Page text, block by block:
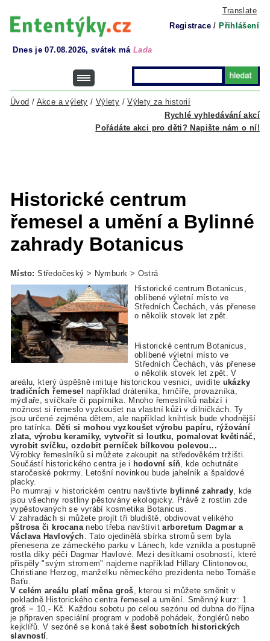
Translate
Registrace / Přihlášení
Dnes je 07.08.2026, svátek má Lada
Rychlé vyhledávání akcí
Úvod / Akce a výlety / Výlety /Výlety za historií
Pořádáte akci pro děti? Napište nám o ní!
Historické centrum
řemesel a umění a Bylinné
zahrady Botanicus
Místo: Středočeský > Nymburk > Ostrá
Historické centrum Botanicus,
oblíbené výletní místo ve
Středních Čechách, vás přenese
o několik stovek let zpět.
Historické centrum Botanicus,
oblíbené výletní místo ve
Středních Čechách, vás přenese
o několik stovek let zpět. V
areálu, který úspěšně imituje historickou vesnici, uvidíte ukázky
tradičních řemesel například dráteníka, hrnčíře, provazníka,
mýdlaře, svíčkaře či papírníka. Mnoho řemeslníků nabízí i
možnost si řemeslo vyzkoušet na vlastní kůži v dílničkách. Ty
jsou určené zejména dětem, ale například knihtisk bude vhodnější
pro tatínka. Děti si mohou vyzkoušet výrobu papíru, rýžování
zlata, výrobu keramiky, vytvořit si loutku, pomalovat květináč,
vyrobit svíčku, ozdobit perníček bílkovou polevou...
Výrobky řemeslníků si můžete zakoupit na středověkém tržišti.
Součástí historického centra je i hodovní síň , kde ochutnáte
staročeské pokrmy. Letošní novinkou bude jahelník a špaldové
placky.
Po mumraji v historickém centru navštivte bylinné zahrady, kde
jsou všechny rostliny pěstovány ekologicky. Právě z rostlin zde
vypěstovaných se vyrábí kosmetika Botanicus.
V zahradách si můžete projít tři bludiště, obdivovat velikého
pštrosa či krocananebo třeba navštívitarboretum Dagmar a
Václava Havlových . Tato ojedinělá sbírka stromů sem byla
přenesena ze zámeckého parku v Lánech, kde vznikla a postupně
rostla díky péči Dagmar Havlové. Mezi desítkami osobností, které
přispěly "svým stromem" najdeme například Hillary Clintonovou,
Christiane Herzog, manželku německého prezidenta nebo Tomáše
Baťu.
V celém areálu platí měna groš , kterou si můžete směnit v
pokladně Historického centra řemesel a umění. Směnný kurz: 1
groš = 10,- Kč. Každou sobotu po celou sezónu od dubna do října
je připraven speciální program v podobě pohádek, žonglérů nebo
kejklířů. V sezóně se koná takéšest sobotních historických
slavností